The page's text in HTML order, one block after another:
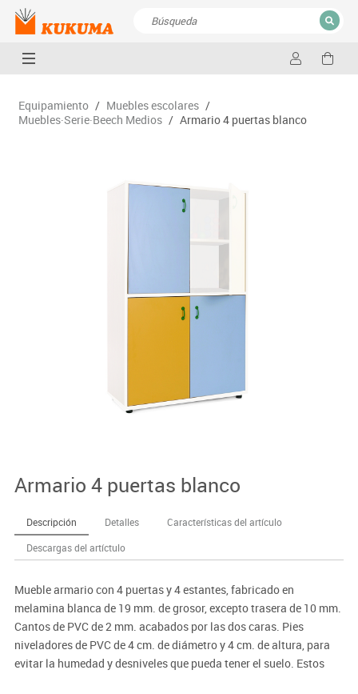
CERRAR
Equipamiento / Muebles escolares /
Muebles·Serie·Beech Medios / Armario 4 puertas blanco
Armario 4 puertas blanco
Descripción Detalles
Características del artículo
Descargas del artíctulo
Mueble armario con 4 puertas y 4 estantes, fabricado en
melamina blanca de 19 mm. de grosor, excepto trasera de 10 mm.
Cantos de PVC de 2 mm. acabados por las dos caras. Pies
niveladores de PVC de 4 cm. de diámetro y 4 cm. de altura, para
evitar la humedad y desniveles que pueda tener el suelo. Estos